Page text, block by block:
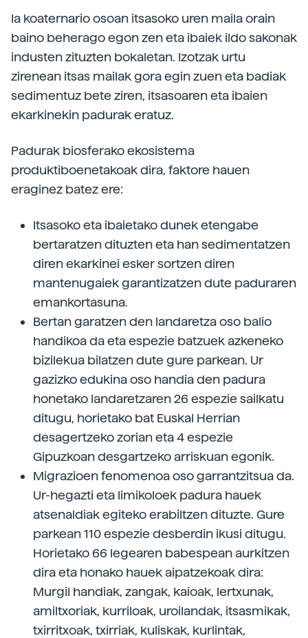
Ia koaternario osoan itsasoko uren maila orain
baino beherago egon zen eta ibaiek ildo sakonak
industen zituzten bokaletan. Izotzak urtu
zirenean itsas mailak gora egin zuen eta badiak
sedimentuz bete ziren, itsasoaren eta ibaien
ekarkinekin padurak eratuz.
Padurak biosferako ekosistema
produktiboenetakoak dira, faktore hauen
eraginez batez ere:
Itsasoko eta ibaietako dunek etengabe
bertaratzen dituzten eta han sedimentatzen
diren ekarkinei esker sortzen diren
mantenugaiek garantizatzen dute paduraren
emankortasuna.
Bertan garatzen den landaretza oso balio
handikoa da eta espezie batzuek azkeneko
bizilekua bilatzen dute gure parkean. Ur
gazizko edukina oso handia den padura
honetako landaretzaren 26 espezie sailkatu
ditugu, horietako bat Euskal Herrian
desagertzeko zorian eta 4 espezie
Gipuzkoan desgartzeko arriskuan egonik.
Migrazioen fenomenoa oso garrantzitsua da.
Ur-hegazti eta limikoloek padura hauek
atsenaldiak egiteko erabiltzen dituzte. Gure
parkean 110 espezie desberdin ikusi ditugu.
Horietako 66 legearen babespean aurkitzen
dira eta honako hauek aipatzekoak dira:
Murgil handiak, zangak, kaioak, lertxunak,
amiltxoriak, kurriloak, uroilandak, itsasmikak,
txirritxoak, txirriak, kuliskak, kurlintak,